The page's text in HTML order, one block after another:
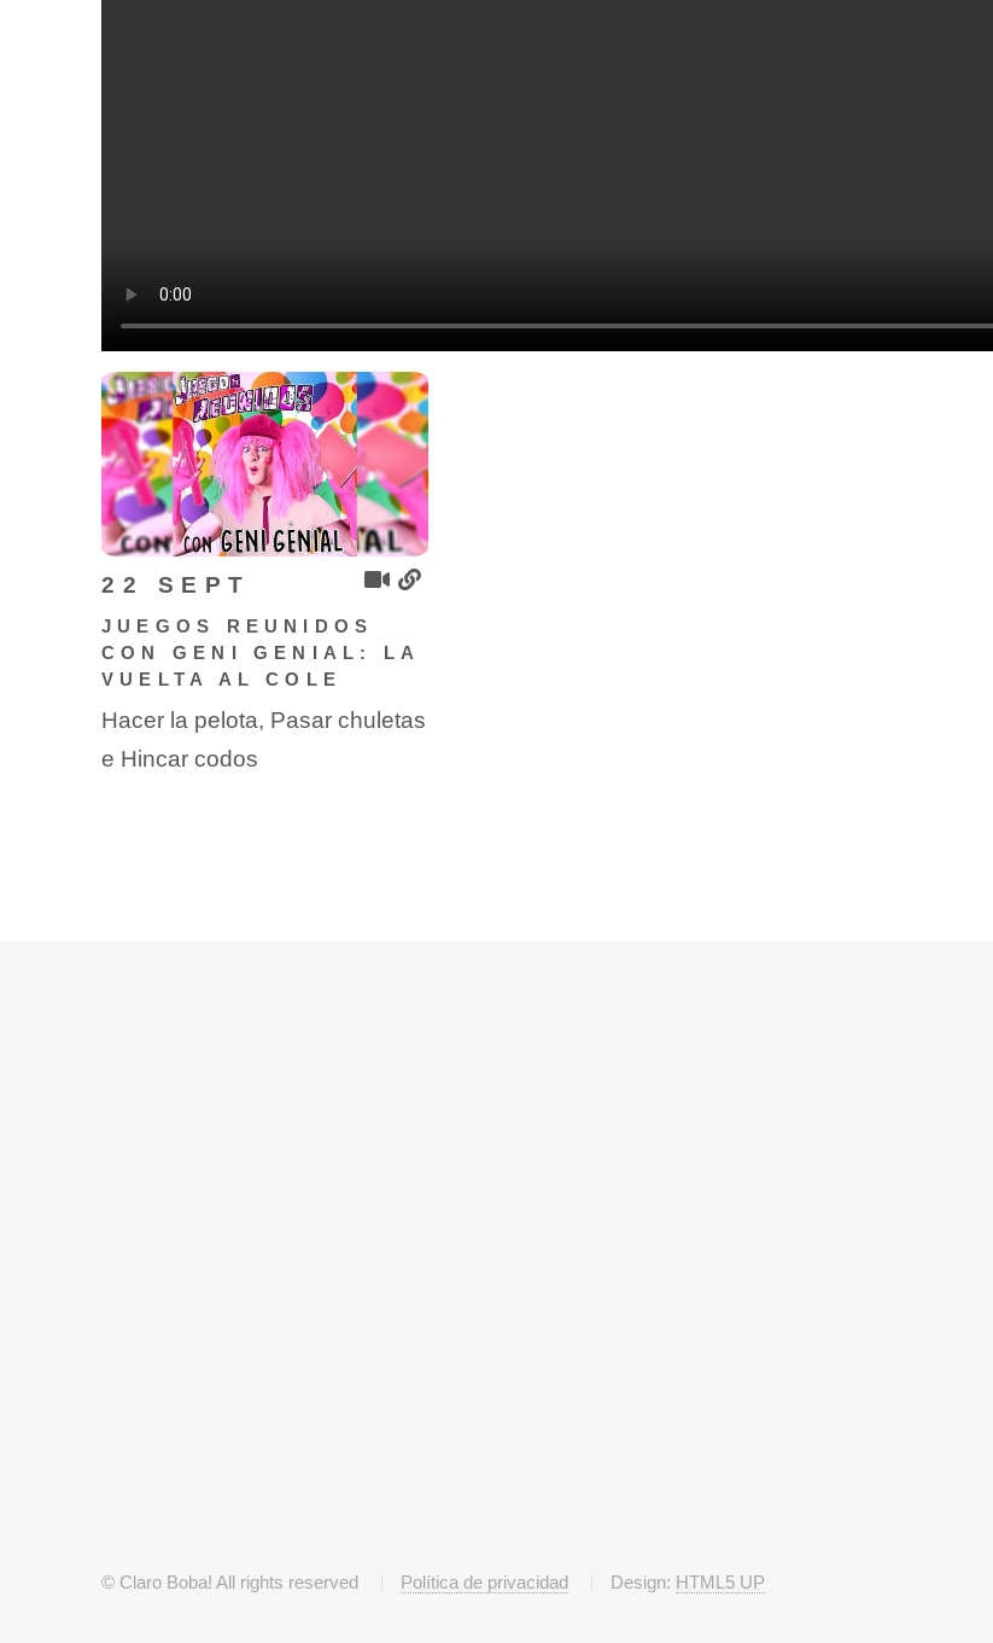
22 SEPT
JUEGOS REUNIDOS
CON GENI GENIAL: LA
VUELTA AL COLE
Hacer la pelota, Pasar chuletas
e Hincar codos
© Claro Boba! All rights reserved Política de privacidad Design: HTML5 UP